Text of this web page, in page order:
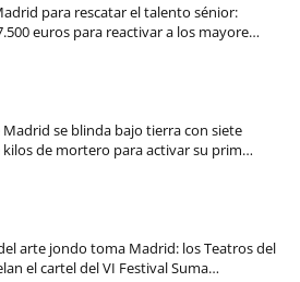
para rescatar el talento sénior:
euros para reactivar a los mayore…
Madrid se blinda bajo tierra con siete
kilos de mortero para activar su prim…
arte jondo toma Madrid: los Teatros del
el cartel del VI Festival Suma…